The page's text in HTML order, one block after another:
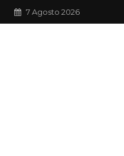
7 Agosto 2026